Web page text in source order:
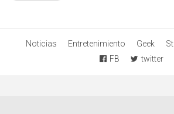
Noticias Entretenimiento Geek
FB
twitter